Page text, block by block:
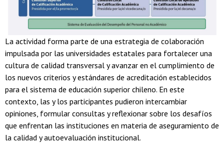
La actividad forma parte de una estrategia de colaboración
impulsada por las universidades estatales para fortalecer una
cultura de calidad transversal y avanzar en el cumplimiento de
los nuevos criterios y estándares de acreditación establecidos
para el sistema de educación superior chileno. En este
contexto, las y los participantes pudieron intercambiar
opiniones, formular consultas y reflexionar sobre los desafíos
que enfrentan las instituciones en materia de aseguramiento de
la calidad y autoevaluación institucional.